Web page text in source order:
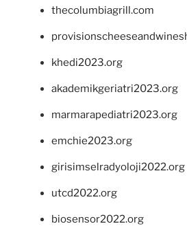
thecolumbiagrill.com
khedi2023.org
akademikgeriatri2023.org
marmarapediatri2023.org
emchie2023.org
girisimselradyoloji2022.org
utcd2022.org
biosensor2022.org